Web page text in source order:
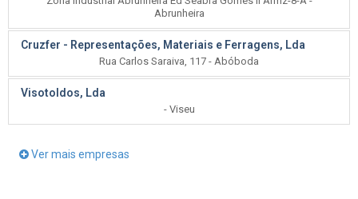
Abrunheira
Cruzfer - Representações, Materiais e Ferragens, Lda
Rua Carlos Saraiva, 117 - Abóboda
Visotoldos, Lda
- Viseu
Ver mais empresas